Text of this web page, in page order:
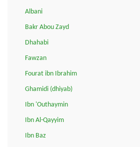
Albani
Bakr Abou Zayd
Dhahabi
Fawzan
Fourat ibn Ibrahim
Ghamidi (dhiyab)
Ibn 'Outhaymin
Ibn Al-Qayyim
Ibn Baz